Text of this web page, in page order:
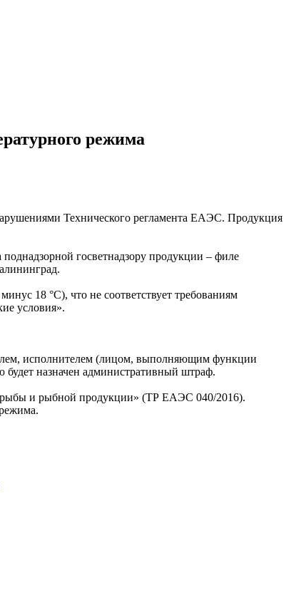
режима
Технического регламента ЕАЭС. Продукция
госветнадзору продукции – филе
18 °С), что не соответствует требованиям
условия».
исполнителем (лицом, выполняющим функции
будет назначен административный штраф.
рыбы и рыбной продукции» (ТР ЕАЭС 040/2016).